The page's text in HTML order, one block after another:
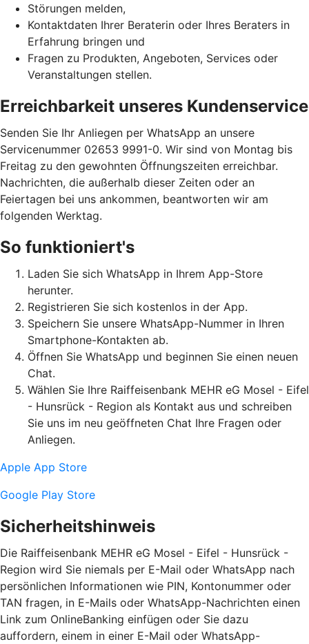
Störungen melden,
Kontaktdaten Ihrer Beraterin oder Ihres Beraters in
Erfahrung bringen und
Fragen zu Produkten, Angeboten, Services oder
Veranstaltungen stellen.
Erreichbarkeit unseres Kundenservice
Senden Sie Ihr Anliegen per WhatsApp an unsere
Servicenummer 02653 9991-0. Wir sind von Montag bis
Freitag zu den gewohnten Öffnungszeiten erreichbar.
Nachrichten, die außerhalb dieser Zeiten oder an
Feiertagen bei uns ankommen, beantworten wir am
folgenden Werktag.
So funktioniert's
Laden Sie sich WhatsApp in Ihrem App-Store
herunter.
Registrieren Sie sich kostenlos in der App.
Speichern Sie unsere WhatsApp-Nummer in Ihren
Smartphone-Kontakten ab.
Öffnen Sie WhatsApp und beginnen Sie einen neuen
Chat.
Wählen Sie Ihre Raiffeisenbank MEHR eG Mosel - Eifel
- Hunsrück - Region als Kontakt aus und schreiben
Sie uns im neu geöffneten Chat Ihre Fragen oder
Anliegen.
Apple App Store
Google Play Store
Sicherheitshinweis
Die Raiffeisenbank MEHR eG Mosel - Eifel - Hunsrück -
Region wird Sie niemals per E-Mail oder WhatsApp nach
persönlichen Informationen wie PIN, Kontonummer oder
TAN fragen, in E-Mails oder WhatsApp-Nachrichten einen
Link zum OnlineBanking einfügen oder Sie dazu
auffordern, einem in einer E-Mail oder WhatsApp-